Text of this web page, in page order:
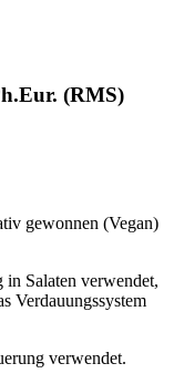
(RMS)
gewonnen (Vegan)
Salaten verwendet,
Verdauungssystem
verwendet.